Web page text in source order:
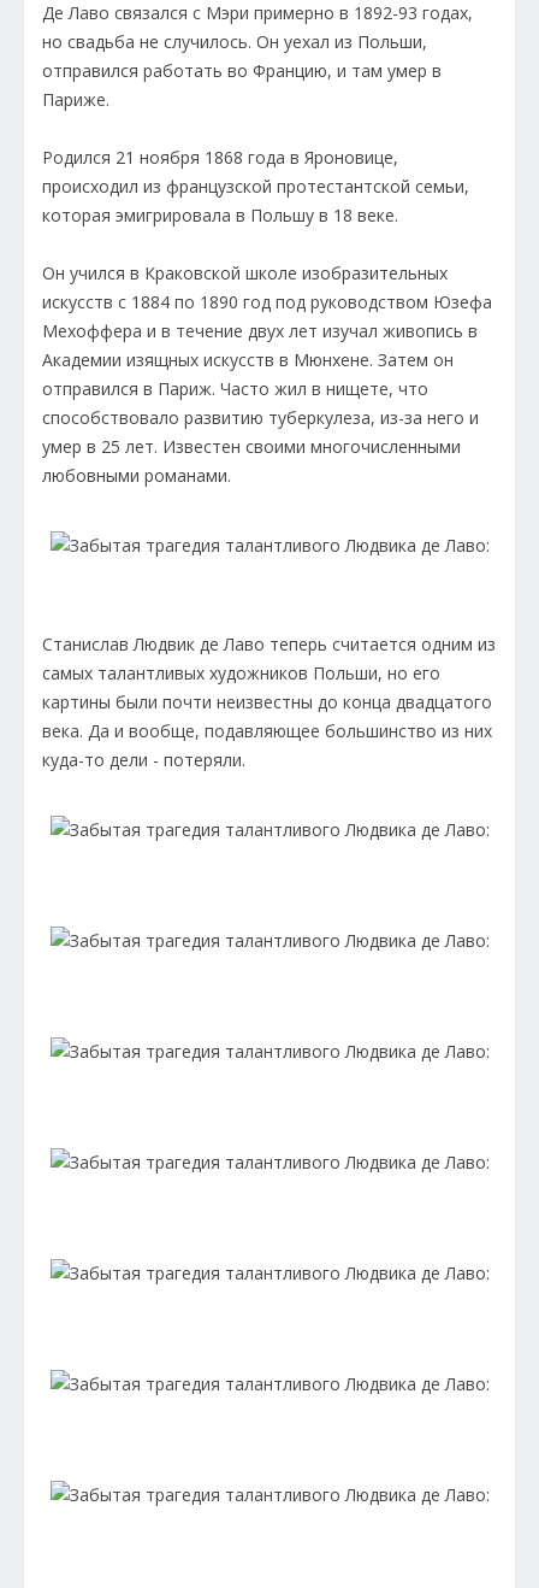
Де Лаво связался с Мэри примерно в 1892-93 годах,
но свадьба не случилось. Он уехал из Польши,
отправился работать во Францию, и там умер в
Париже.
Родился 21 ноября 1868 года в Яроновице,
происходил из французской протестантской семьи,
которая эмигрировала в Польшу в 18 веке.
Он учился в Краковской школе изобразительных
искусств с 1884 по 1890 год под руководством Юзефа
Мехоффера и в течение двух лет изучал живопись в
Академии изящных искусств в Мюнхене. Затем он
отправился в Париж. Часто жил в нищете, что
способствовало развитию туберкулеза, из-за него и
умер в 25 лет. Известен своими многочисленными
любовными романами.
Станислав Людвик де Лаво теперь считается одним из
самых талантливых художников Польши, но его
картины были почти неизвестны до конца двадцатого
века. Да и вообще, подавляющее большинство из них
куда-то дели - потеряли.